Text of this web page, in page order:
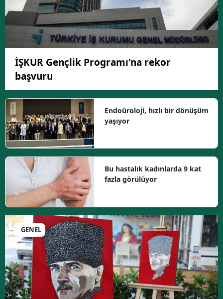
İŞKUR Gençlik Programı'na rekor
başvuru
Endoüroloji, hızlı bir dönüşüm
yaşıyor
Bu hastalık kadınlarda 9 kat
fazla görülüyor
GENEL